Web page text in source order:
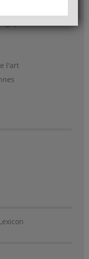
l'art